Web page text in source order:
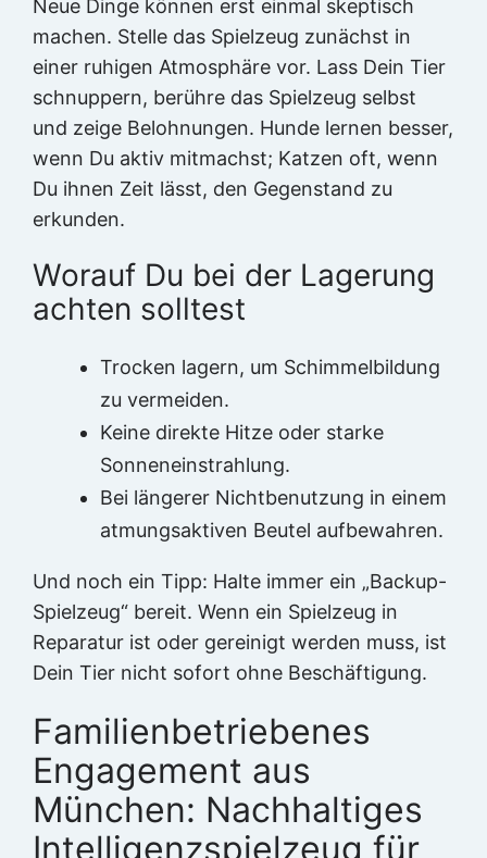
Neue Dinge können erst einmal skeptisch
machen. Stelle das Spielzeug zunächst in
einer ruhigen Atmosphäre vor. Lass Dein Tier
schnuppern, berühre das Spielzeug selbst
und zeige Belohnungen. Hunde lernen besser,
wenn Du aktiv mitmachst; Katzen oft, wenn
Du ihnen Zeit lässt, den Gegenstand zu
erkunden.
Worauf Du bei der Lagerung
achten solltest
Trocken lagern, um Schimmelbildung
zu vermeiden.
Keine direkte Hitze oder starke
Sonneneinstrahlung.
Bei längerer Nichtbenutzung in einem
atmungsaktiven Beutel aufbewahren.
Und noch ein Tipp: Halte immer ein „Backup-
Spielzeug“ bereit. Wenn ein Spielzeug in
Reparatur ist oder gereinigt werden muss, ist
Dein Tier nicht sofort ohne Beschäftigung.
Familienbetriebenes
Engagement aus
München: Nachhaltiges
Intelligenzspielzeug für